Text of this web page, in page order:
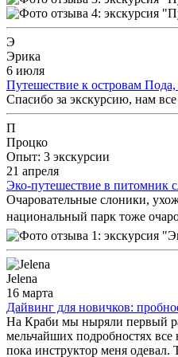
Э
Эрика
6 июля
Путешествие к островам
Спасибо за экскурсию, нам
П
Процко
Опыт: 3 экскурсии
21 апреля
Эко-путешествие в питомник
Очаровательные слоники,
национальный парк тоже
Jelena
16 марта
Дайвинг для новичков:
На Краби мы ныряли первый
мельчайших подробностях
пока инструктор меня